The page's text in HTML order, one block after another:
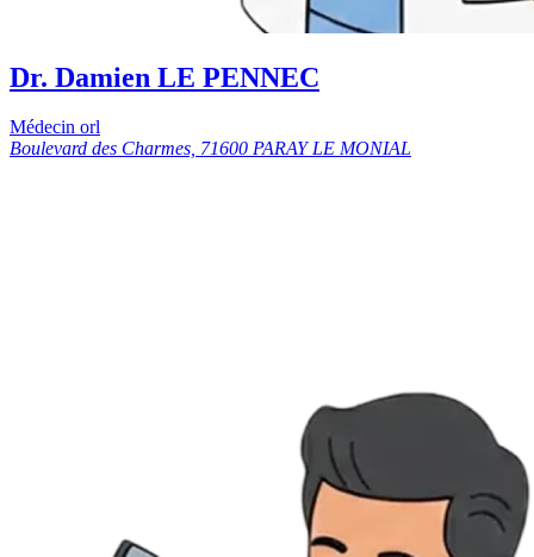
Dr. Damien LE PENNEC
Médecin orl
Boulevard des Charmes, 71600 PARAY LE MONIAL